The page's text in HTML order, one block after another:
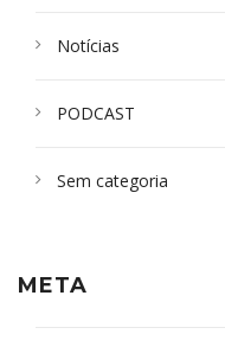
Notícias
PODCAST
Sem categoria
META